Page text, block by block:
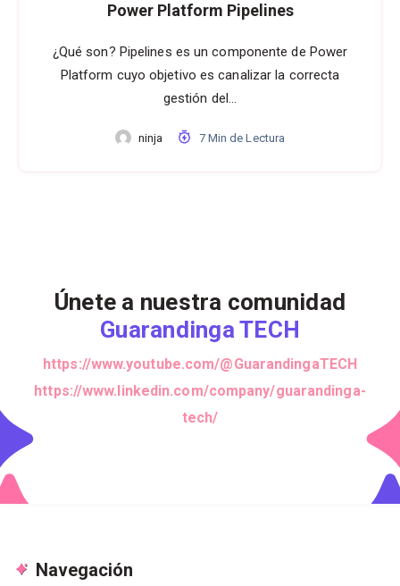
Power Platform Pipelines
¿Qué son? Pipelines es un componente de Power
Platform cuyo objetivo es canalizar la correcta
gestión del…
ninja 7 Min de Lectura
Únete a nuestra comunidad
Guarandinga TECH
https://www.youtube.com/@GuarandingaTECH
https://www.linkedin.com/company/guarandinga-
tech/
Navegación